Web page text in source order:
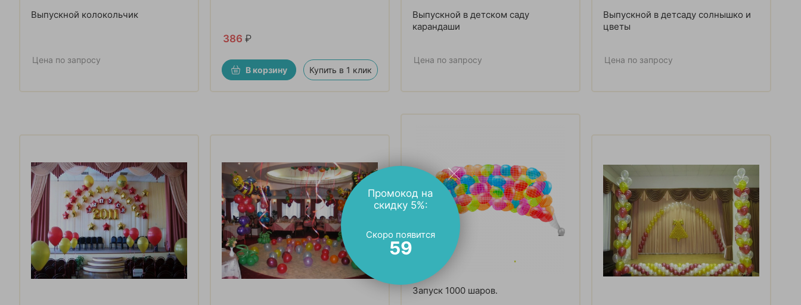
Выпускной колокольчик
Цена по запросу
386 ₽
В корзину Купить в 1 клик
Выпускной в детском саду
карандаши
Цена по запросу
Выпускной в детсаду солнышко и
цветы
Цена по запросу
Запуск 1000 шаров.
Промокод на
скидку 5%:
Скоро появится
57